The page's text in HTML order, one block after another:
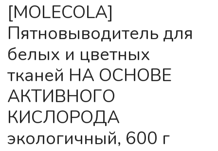
[MOLECOLA]
Пятновыводитель для
белых и цветных
тканей НА ОСНОВЕ
АКТИВНОГО
КИСЛОРОДА
экологичный, 600 г